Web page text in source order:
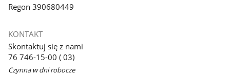
Regon 390680449
KONTAKT
Skontaktuj się z nami
76 746-15-00 ( 03)
Czynna w dni robocze